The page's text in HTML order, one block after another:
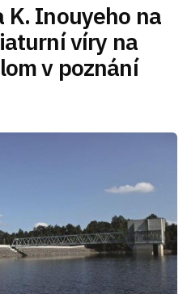
K. Inouyeho na
víry na
v poznání